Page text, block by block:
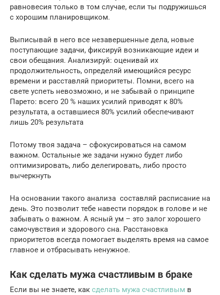
равновесия только в том случае, если ты подружишься
с хорошим планировщиком.
Выписывай в него все незавершенные дела, новые
поступающие задачи, фиксируй возникающие идеи и
свои обещания. Анализируй: оценивай их
продолжительность, определяй имеющийся ресурс
времени и расставляй приоритеты. Помни, всего на
свете успеть невозможно, и не забывай о принципе
Парето: всего 20 % наших усилий приводят к 80%
результата, а оставшиеся 80% усилий обеспечивают
лишь 20% результата
Потому твоя задача – сфокусироваться на самом
важном. Остальные же задачи нужно будет либо
оптимизировать, либо делегировать, либо просто
вычеркнуть
На основании такого анализа составляй расписание на
день. Это позволит тебе навести порядок в голове и не
забывать о важном. А ясный ум – это залог хорошего
самочувствия и здорового сна. Расстановка
приоритетов всегда помогает выделять время на самое
главное и отбрасывать ненужное.
Как сделать мужа счастливым в браке
Если вы не знаете, как сделать мужа счастливым в